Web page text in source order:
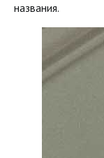
названия.